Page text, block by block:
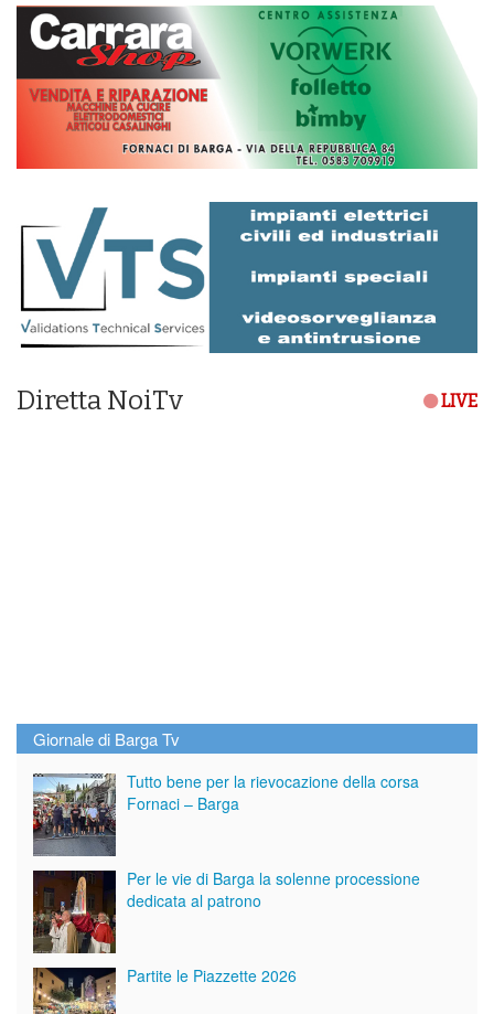
Diretta NoiTv LIVE
Giornale di Barga Tv
Tutto bene per la rievocazione della corsa
Fornaci – Barga
Per le vie di Barga la solenne processione
dedicata al patrono
Partite le Piazzette 2026